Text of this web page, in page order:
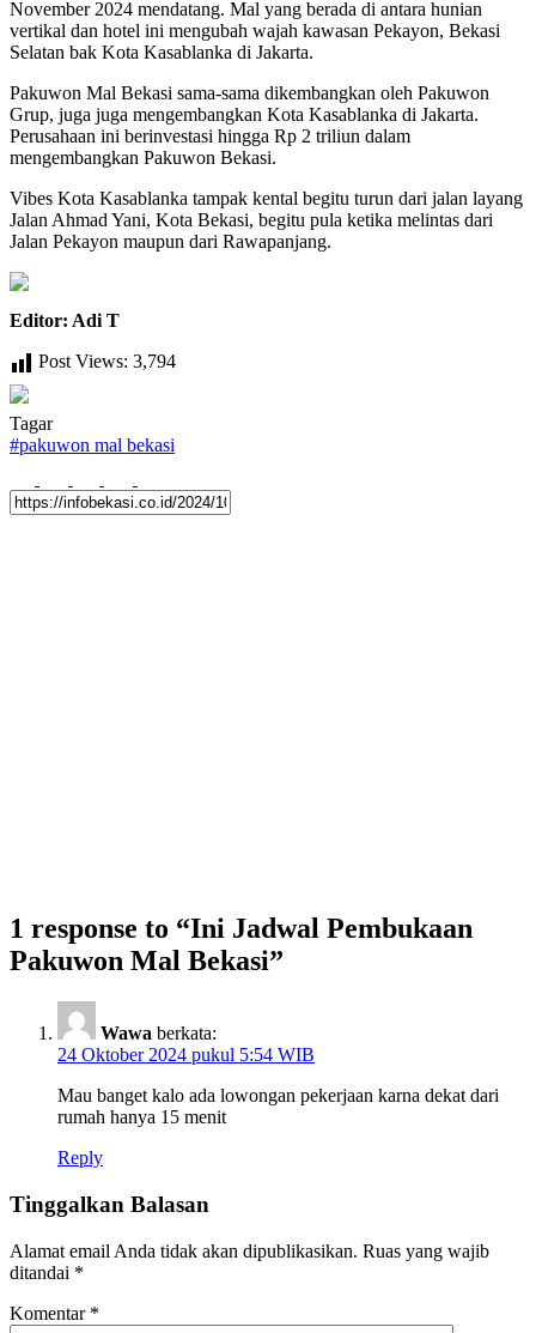
November 2024 mendatang. Mal yang berada di antara hunian
vertikal dan hotel ini mengubah wajah kawasan Pekayon, Bekasi
Selatan bak Kota Kasablanka di Jakarta.
Pakuwon Mal Bekasi sama-sama dikembangkan oleh Pakuwon
Grup, juga juga mengembangkan Kota Kasablanka di Jakarta.
Perusahaan ini berinvestasi hingga Rp 2 triliun dalam
mengembangkan Pakuwon Bekasi.
Vibes Kota Kasablanka tampak kental begitu turun dari jalan layang
Jalan Ahmad Yani, Kota Bekasi, begitu pula ketika melintas dari
Jalan Pekayon maupun dari Rawapanjang.
Editor: Adi T
Post Views: 3,794
Tagar
#pakuwon mal bekasi
1 response to “Ini Jadwal Pembukaan
Pakuwon Mal Bekasi”
Wawa berkata:
24 Oktober 2024 pukul 5:54 WIB
Mau banget kalo ada lowongan pekerjaan karna dekat dari
rumah hanya 15 menit
Reply
Tinggalkan Balasan
Alamat email Anda tidak akan dipublikasikan. Ruas yang wajib
ditandai *
Komentar *